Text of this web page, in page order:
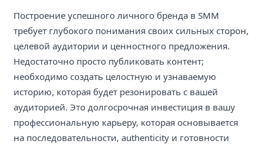
Построение успешного личного бренда в SMM
требует глубокого понимания своих сильных сторон,
целевой аудитории и ценностного предложения.
Недостаточно просто публиковать контент;
необходимо создать целостную и узнаваемую
историю, которая будет резонировать с вашей
аудиторией. Это долгосрочная инвестиция в вашу
профессиональную карьеру, которая основывается
на последовательности, authenticity и готовности